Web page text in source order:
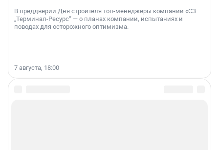
В преддверии Дня строителя топ-менеджеры компании «СЗ
„Терминал-Ресурс“ — о планах компании, испытаниях и
поводах для осторожного оптимизма.
7 августа, 18:00